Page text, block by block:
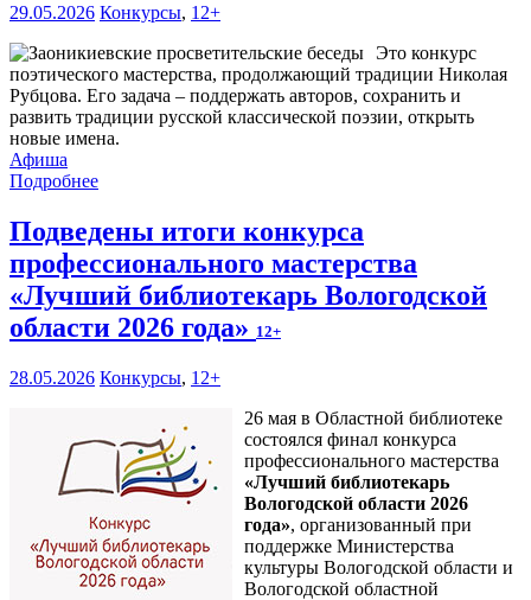
29.05.2026 Конкурсы, 12+
Это конкурс
поэтического мастерства, продолжающий традиции Николая
Рубцова. Его задача – поддержать авторов, сохранить и
развить традиции русской классической поэзии, открыть
новые имена.
Афиша
Подробнее
Подведены итоги конкурса
профессионального мастерства
«Лучший библиотекарь Вологодской
области 2026 года» 12+
28.05.2026 Конкурсы, 12+
26 мая в Областной библиотеке
состоялся финал конкурса
профессионального мастерства
«Лучший библиотекарь
Вологодской области 2026
года», организованный при
поддержке Министерства
культуры Вологодской области и
Вологодской областной